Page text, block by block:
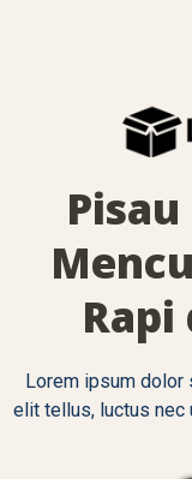
Lorem ipsum dolor
elit tellus, luctus nec